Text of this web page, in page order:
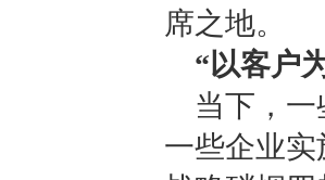
席之地。
“以客户
当下，
一些企业